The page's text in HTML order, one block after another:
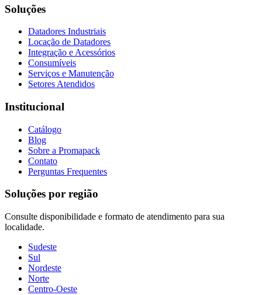
Soluções
Datadores Industriais
Locação de Datadores
Integração e Acessórios
Consumíveis
Serviços e Manutenção
Setores Atendidos
Institucional
Catálogo
Blog
Sobre a Promapack
Contato
Perguntas Frequentes
Soluções por região
Consulte disponibilidade e formato de atendimento para sua
localidade.
Sudeste
Sul
Nordeste
Norte
Centro-Oeste